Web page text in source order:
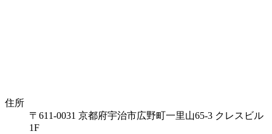
住所
〒611-0031 京都府宇治市広野町一里山65-3 クレスビル
1F